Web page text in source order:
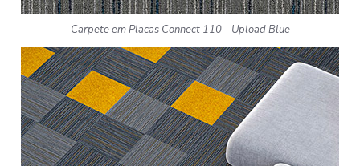
Carpete em Placas Connect 110 - Upload Blue